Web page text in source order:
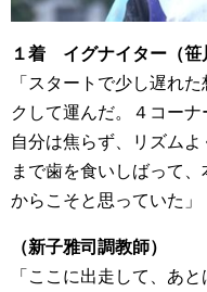
１着 イグナイター（笹
「スタートで少し遅れ
クして運んだ。４コー
自分は焦らず、リズム
まで歯を食いしばって
からこそと思っていた」
（新子雅司調教師）
「ここに出走して、あ